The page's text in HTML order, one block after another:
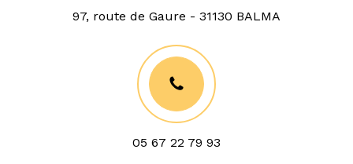
97, route de Gaure - 31130 BALMA
05 67 22 79 93